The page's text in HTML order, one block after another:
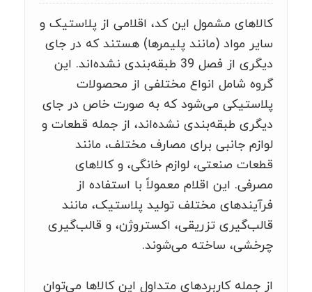
کالاهای مشمول این کد، اقلامی از پلاستیک و
سایر مواد (مانند پلیمرها) هستند که در جای
دیگری از فصل 39 طبقه‌بندی نشده‌اند. این
گروه شامل انواع مختلفی از محصولات
پلاستیکی می‌شود که به صورت خاص در جای
دیگری طبقه‌بندی نشده‌اند، از جمله قطعات و
لوازم جانبی برای مصارف مختلف، مانند
قطعات صنعتی، لوازم خانگی، و کالاهای
مصرفی. این اقلام معمولاً با استفاده از
فرآیندهای مختلف تولید پلاستیک، مانند
قالب‌گیری تزریقی، اکستروژن، و قالب‌گیری
چرخشی، ساخته می‌شوند.
از جمله کاربردهای متداول این کالاها می‌توان